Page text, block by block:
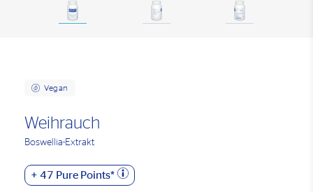
Vegan
Weihrauch
Boswellia-Extrakt
+ 47 Pure Points*